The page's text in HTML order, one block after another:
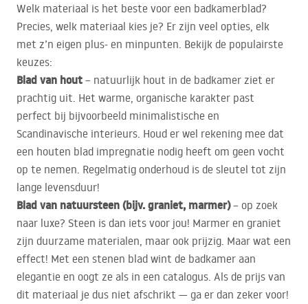
Welk materiaal is het beste voor een badkamerblad?
Precies, welk materiaal kies je? Er zijn veel opties, elk
met z’n eigen plus- en minpunten. Bekijk de populairste
keuzes:
Blad van hout – natuurlijk hout in de badkamer ziet er
prachtig uit. Het warme, organische karakter past
perfect bij bijvoorbeeld minimalistische en
Scandinavische interieurs. Houd er wel rekening mee dat
een houten blad impregnatie nodig heeft om geen vocht
op te nemen. Regelmatig onderhoud is de sleutel tot zijn
lange levensduur!
Blad van natuursteen (bijv. graniet, marmer)– op zoek
naar luxe? Steen is dan iets voor jou! Marmer en graniet
zijn duurzame materialen, maar ook prijzig. Maar wat een
effect! Met een stenen blad wint de badkamer aan
elegantie en oogt ze als in een catalogus. Als de prijs van
dit materiaal je dus niet afschrikt — ga er dan zeker voor!